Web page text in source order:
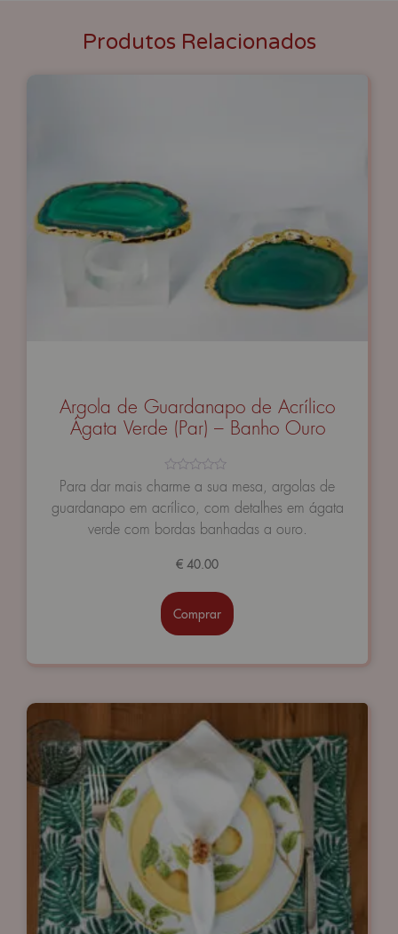
Produtos Relacionados
Argola de Guardanapo de Acrílico
Ágata Verde (Par) – Banho Ouro
0
de
5
Para dar mais charme a sua mesa, argolas de
guardanapo em acrílico, com detalhes em ágata
verde com bordas banhadas a ouro.
€ 40.00
Comprar